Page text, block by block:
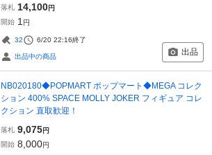
落札 14,100円
開始 1 円
32 6/20 22:16終了
出品中の商品 出品
NB020180◆POPMART ポップマート◆MEGA コレク
ション 400% SPACE MOLLY JOKER フィギュア コレ
クション 直取歓迎！
落札 9,075円
開始 8,000円